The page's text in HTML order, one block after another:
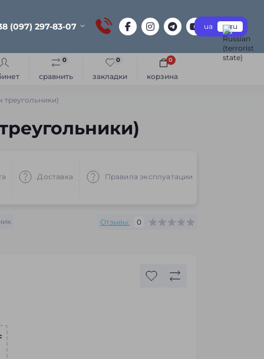
(097) 297-83-07 ua ru
сравнить
0
закладки
0
корзина
0
треугольники)
Доставка Правила эксплуатации
Отзывы: 0